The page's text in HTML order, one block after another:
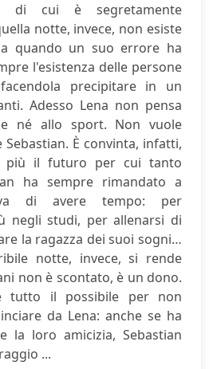
di cui è segretamente
notte, invece, non esiste
quando un suo errore ha
l'esistenza delle persone
precipitare in un
Adesso Lena non pensa
né allo sport. Non vuole
È convinta, infatti,
più il futuro per cui tanto
ha sempre rimandato a
di avere tempo: per
negli studi, per allenarsi di
la ragazza dei suoi sogni…
notte, invece, si rende
non è scontato, è un dono.
tutto il possibile per non
da Lena: anche se ha
la loro amicizia, Sebastian
...